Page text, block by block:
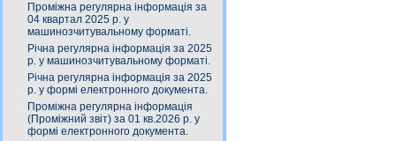
Проміжна регулярна інформація за
04 квартал 2025 р. у
машинозчитувальному форматі.
Річна регулярна інформація за 2025
р. у машинозчитувальному форматі.
Річна регулярна інформація за 2025
р. у формі електронного документа.
Проміжна регулярна інформація
(Проміжний звіт) за 01 кв.2026 р. у
формі електронного документа.